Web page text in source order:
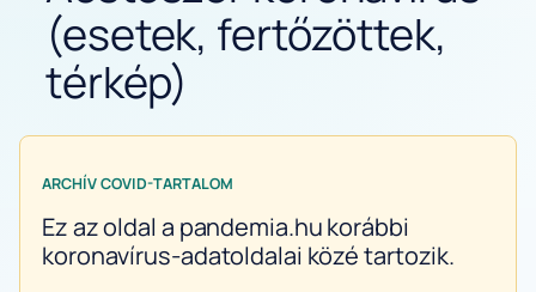
(esetek, fertőzöttek,
térkép)
ARCHÍV COVID-TARTALOM
Ez az oldal a pandemia.hu korábbi
koronavírus-adatoldalai közé tartozik.